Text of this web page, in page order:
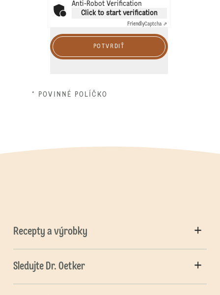
Anti-Robot Verification
Click to start verification
FriendlyCaptcha ⇗
POTVRDIŤ
* POVINNÉ POLÍČKO
Recepty a výrobky
Sledujte Dr. Oetker